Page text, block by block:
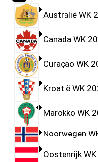
Australië WK
Canada WK
Curaçao WK
Kroatië WK
Marokko WK
Noorwegen
Oostenrijk